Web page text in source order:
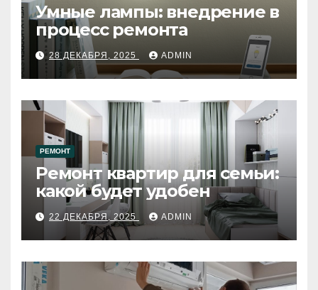
Умные лампы: внедрение в
процесс ремонта
28 ДЕКАБРЯ, 2025 ADMIN
РЕМОНТ
Ремонт квартир для семьи:
какой будет удобен
22 ДЕКАБРЯ, 2025 ADMIN